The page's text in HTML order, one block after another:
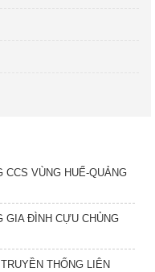
CCS VÙNG HUẾ-QUẢNG
GIA ĐÌNH CỰU CHỦNG
THỐNG LIÊN